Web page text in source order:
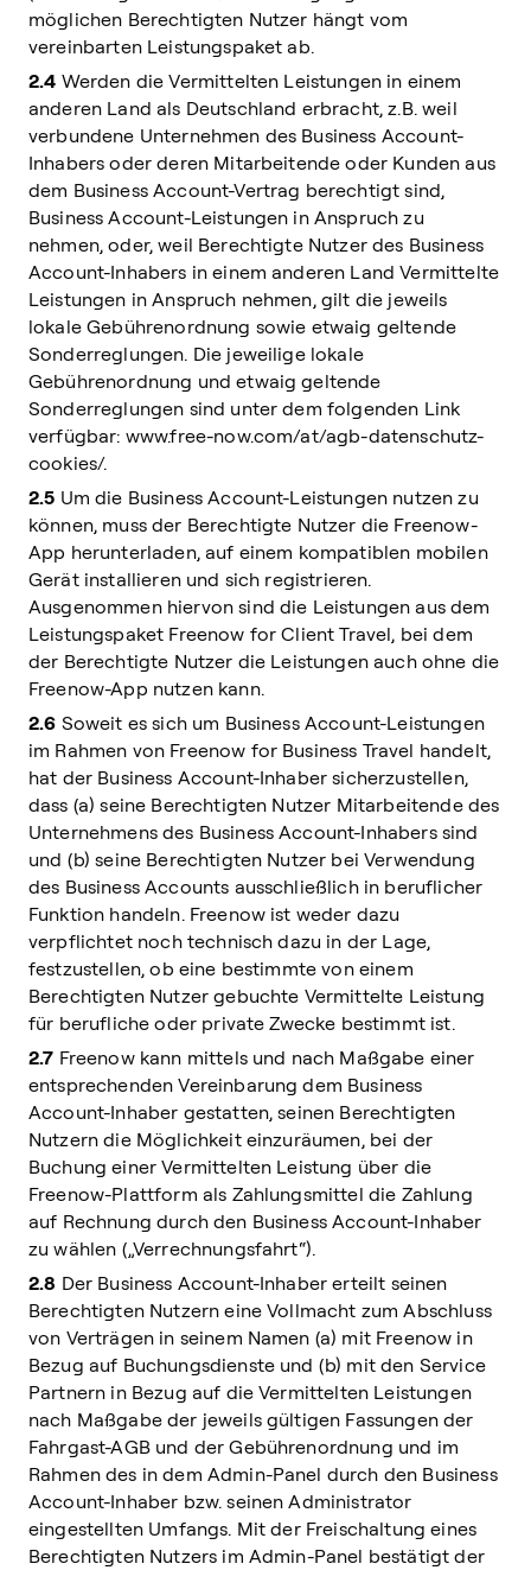
möglichen Berechtigten Nutzer hängt vom
vereinbarten Leistungspaket ab.
2.4 Werden die Vermittelten Leistungen in einem
anderen Land als Deutschland erbracht, z.B. weil
verbundene Unternehmen des Business Account-
Inhabers oder deren Mitarbeitende oder Kunden aus
dem Business Account-Vertrag berechtigt sind,
Business Account-Leistungen in Anspruch zu
nehmen, oder, weil Berechtigte Nutzer des Business
Account-Inhabers in einem anderen Land Vermittelte
Leistungen in Anspruch nehmen, gilt die jeweils
lokale Gebührenordnung sowie etwaig geltende
Sonderreglungen. Die jeweilige lokale
Gebührenordnung und etwaig geltende
Sonderreglungen sind unter dem folgenden Link
verfügbar: www.free-now.com/at/agb-datenschutz-
cookies/.
2.5 Um die Business Account-Leistungen nutzen zu
können, muss der Berechtigte Nutzer die Freenow-
App herunterladen, auf einem kompatiblen mobilen
Gerät installieren und sich registrieren.
Ausgenommen hiervon sind die Leistungen aus dem
Leistungspaket Freenow for Client Travel, bei dem
der Berechtigte Nutzer die Leistungen auch ohne die
Freenow-App nutzen kann.
2.6 Soweit es sich um Business Account-Leistungen
im Rahmen von Freenow for Business Travel handelt,
hat der Business Account-Inhaber sicherzustellen,
dass (a) seine Berechtigten Nutzer Mitarbeitende des
Unternehmens des Business Account-Inhabers sind
und (b) seine Berechtigten Nutzer bei Verwendung
des Business Accounts ausschließlich in beruflicher
Funktion handeln. Freenow ist weder dazu
verpflichtet noch technisch dazu in der Lage,
festzustellen, ob eine bestimmte von einem
Berechtigten Nutzer gebuchte Vermittelte Leistung
für berufliche oder private Zwecke bestimmt ist.
2.7 Freenow kann mittels und nach Maßgabe einer
entsprechenden Vereinbarung dem Business
Account-Inhaber gestatten, seinen Berechtigten
Nutzern die Möglichkeit einzuräumen, bei der
Buchung einer Vermittelten Leistung über die
Freenow-Plattform als Zahlungsmittel die Zahlung
auf Rechnung durch den Business Account-Inhaber
zu wählen („Verrechnungsfahrt“).
2.8 Der Business Account-Inhaber erteilt seinen
Berechtigten Nutzern eine Vollmacht zum Abschluss
von Verträgen in seinem Namen (a) mit Freenow in
Bezug auf Buchungsdienste und (b) mit den Service
Partnern in Bezug auf die Vermittelten Leistungen
nach Maßgabe der jeweils gültigen Fassungen der
Fahrgast-AGB und der Gebührenordnung und im
Rahmen des in dem Admin-Panel durch den Business
Account-Inhaber bzw. seinen Administrator
eingestellten Umfangs. Mit der Freischaltung eines
Berechtigten Nutzers im Admin-Panel bestätigt der